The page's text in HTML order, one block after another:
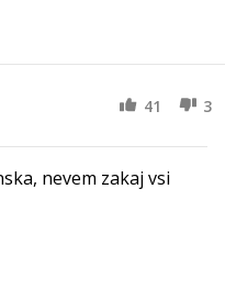
41 3
nevem zakaj vsi